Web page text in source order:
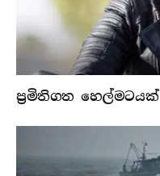
ප්‍රමිතිගත හෙල්මටයක්